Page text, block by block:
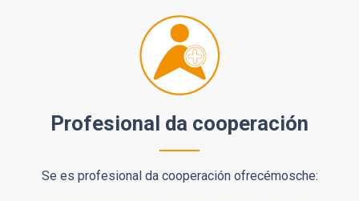
Profesional da cooperación
Se es profesional da cooperación ofrecémosche: